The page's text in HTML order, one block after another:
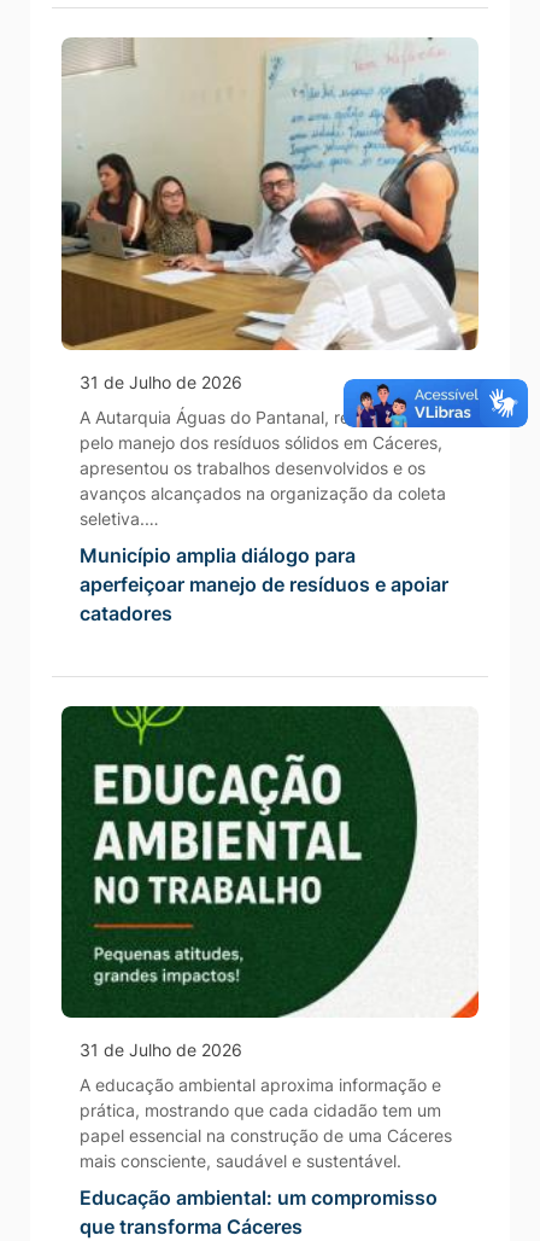
31 de Julho de 2026
A Autarquia Águas do Pantanal, responsável
pelo manejo dos resíduos sólidos em Cáceres,
apresentou os trabalhos desenvolvidos e os
avanços alcançados na organização da coleta
seletiva.…
Município amplia diálogo para
aperfeiçoar manejo de resíduos e apoiar
catadores
31 de Julho de 2026
A educação ambiental aproxima informação e
prática, mostrando que cada cidadão tem um
papel essencial na construção de uma Cáceres
mais consciente, saudável e sustentável.
Educação ambiental: um compromisso
que transforma Cáceres